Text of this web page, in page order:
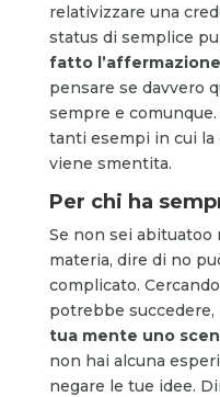
relativizzare una
status di semplice
fatto
pensare se davvero
sempre e
tanti esempi in cui la
viene smentita.
Per chi ha
Se non sei abituatoo
materia, dire di no
complicato.
potrebbe succedere,
tua mente uno
non hai alcuna
negare le tue idee.